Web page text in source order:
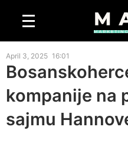
April 3, 2025 16:01
kompanije na
sajmu